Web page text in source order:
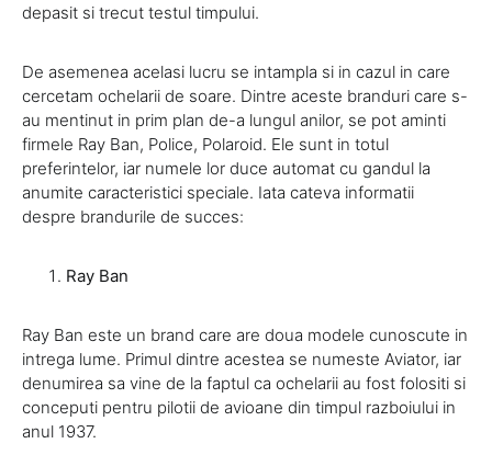
depasit si trecut testul timpului.
De asemenea acelasi lucru se intampla si in cazul in care
cercetam ochelarii de soare. Dintre aceste branduri care s-
au mentinut in prim plan de-a lungul anilor, se pot aminti
firmele Ray Ban, Police, Polaroid. Ele sunt in totul
preferintelor, iar numele lor duce automat cu gandul la
anumite caracteristici speciale. Iata cateva informatii
despre brandurile de succes:
Ray Ban
Ray Ban este un brand care are doua modele cunoscute in
intrega lume. Primul dintre acestea se numeste Aviator, iar
denumirea sa vine de la faptul ca ochelarii au fost folositi si
conceputi pentru pilotii de avioane din timpul razboiului in
anul 1937.